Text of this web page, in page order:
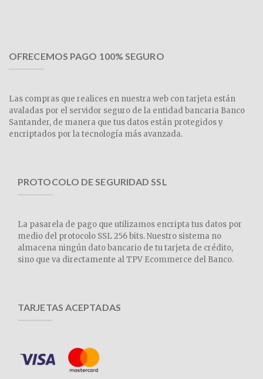
OFRECEMOS PAGO 100% SEGURO
Las compras que realices en nuestra web con tarjeta están
avaladas por el servidor seguro de la entidad bancaria Banco
Santander, de manera que tus datos están protegidos y
encriptados por la tecnología más avanzada.
PROTOCOLO DE SEGURIDAD SSL
La pasarela de pago que utilizamos encripta tus datos por
medio del protocolo SSL 256 bits. Nuestro sistema no
almacena ningún dato bancario de tu tarjeta de crédito,
sino que va directamente al TPV Ecommerce del Banco.
TARJETAS ACEPTADAS